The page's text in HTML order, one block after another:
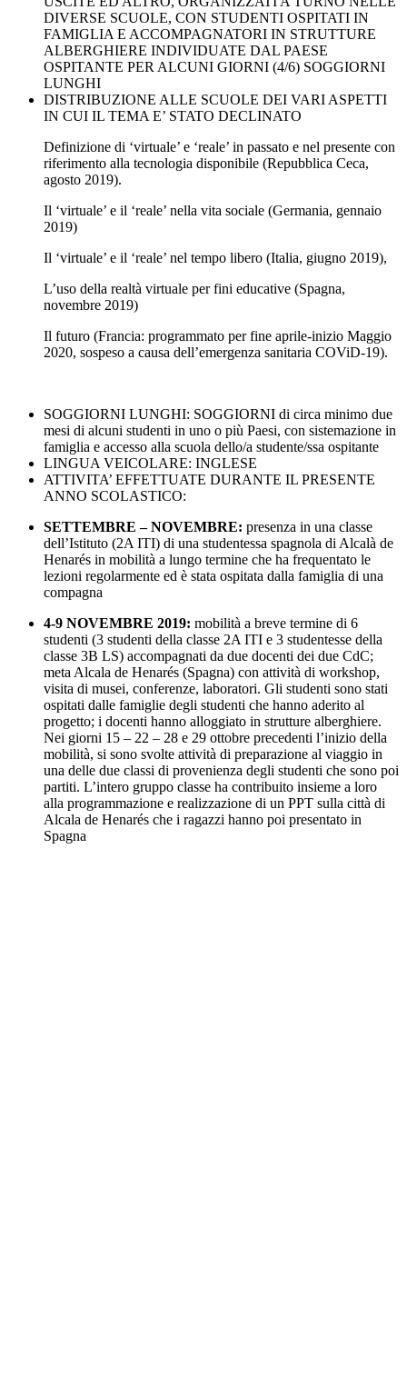
DIVERSE SCUOLE, CON STUDENTI OSPITATI IN
FAMIGLIA E ACCOMPAGNATORI IN STRUTTURE
ALBERGHIERE INDIVIDUATE DAL PAESE
OSPITANTE PER ALCUNI GIORNI (4/6) SOGGIORNI
LUNGHI
DISTRIBUZIONE ALLE SCUOLE DEI VARI ASPETTI
IN CUI IL TEMA E’ STATO DECLINATO
Definizione di ‘virtuale’ e ‘reale’ in passato e nel presente con
riferimento alla tecnologia disponibile (Repubblica Ceca,
agosto 2019).
Il ‘virtuale’ e il ‘reale’ nella vita sociale (Germania, gennaio
2019)
Il ‘virtuale’ e il ‘reale’ nel tempo libero (Italia, giugno 2019),
L’uso della realtà virtuale per fini educative (Spagna,
novembre 2019)
Il futuro (Francia: programmato per fine aprile-inizio Maggio
2020, sospeso a causa dell’emergenza sanitaria COViD-19).
SOGGIORNI LUNGHI: SOGGIORNI di circa minimo due
mesi di alcuni studenti in uno o più Paesi, con sistemazione in
famiglia e accesso alla scuola dello/a studente/ssa ospitante
LINGUA VEICOLARE: INGLESE
ATTIVITA’ EFFETTUATE DURANTE IL PRESENTE
ANNO SCOLASTICO:
SETTEMBRE – NOVEMBRE: presenza in una classe
dell’Istituto (2A ITI) di una studentessa spagnola di Alcalà de
Henarés in mobilità a lungo termine che ha frequentato le
lezioni regolarmente ed è stata ospitata dalla famiglia di una
compagna
4-9 NOVEMBRE 2019: mobilità a breve termine di 6
studenti (3 studenti della classe 2A ITI e 3 studentesse della
classe 3B LS) accompagnati da due docenti dei due CdC;
meta Alcala de Henarés (Spagna) con attività di workshop,
visita di musei, conferenze, laboratori. Gli studenti sono stati
ospitati dalle famiglie degli studenti che hanno aderito al
progetto; i docenti hanno alloggiato in strutture alberghiere.
Nei giorni 15 – 22 – 28 e 29 ottobre precedenti l’inizio della
mobilità, si sono svolte attività di preparazione al viaggio in
una delle due classi di provenienza degli studenti che sono poi
partiti. L’intero gruppo classe ha contribuito insieme a loro
alla programmazione e realizzazione di un PPT sulla città di
Alcala de Henarés che i ragazzi hanno poi presentato in
Spagna